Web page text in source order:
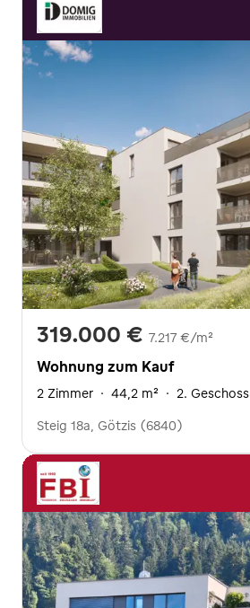
319.000 € 7.217 €/m²
Wohnung zum Kauf
2 Zimmer · 44,2 m² · 2. Geschoss
Steig 18a, Götzis (6840)